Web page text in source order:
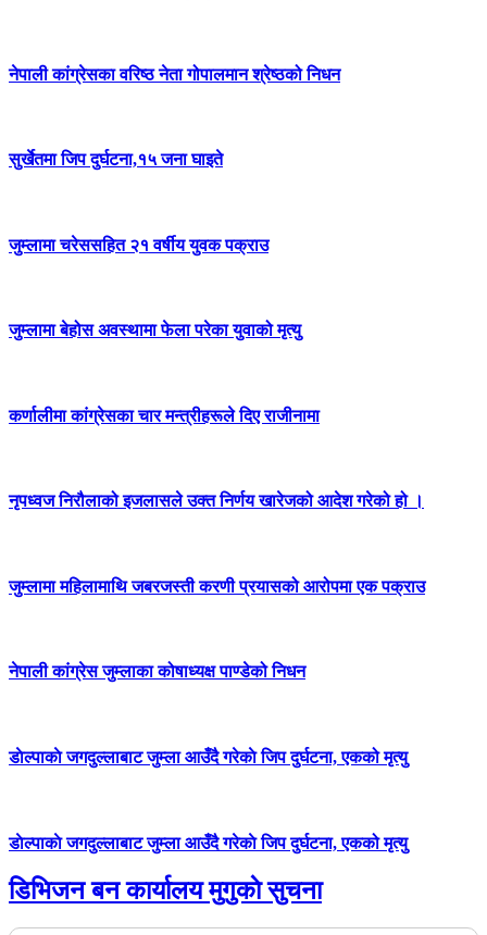
नेपाली कांग्रेसका वरिष्ठ नेता गोपालमान श्रेष्ठको निधन
सुर्खेतमा जिप दुर्घटना,१५ जना घाइते
जुम्लामा चरेससहित २१ वर्षीय युवक पक्राउ
जुम्लामा बेहोस अवस्थामा फेला परेका युवाको मृत्यु
कर्णालीमा कांग्रेसका चार मन्त्रीहरूले दिए राजीनामा
नृपध्वज निरौलाको इजलासले उक्त निर्णय खारेजको आदेश गरेको हो ।
जुम्लामा महिलामाथि जबरजस्ती करणी प्रयासको आरोपमा एक पक्राउ
नेपाली कांग्रेस जुम्लाका कोषाध्यक्ष पाण्डेको निधन
डाेल्पाकाे जगदुल्लाबाट जुम्ला आउँदै गरेकाे जिप दुर्घटना, एकको मृत्यु
डाेल्पाकाे जगदुल्लाबाट जुम्ला आउँदै गरेकाे जिप दुर्घटना, एकको मृत्यु
डिभिजन बन कार्यालय मुगुकाे सुचना